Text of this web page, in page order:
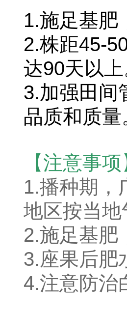
1.施足基肥
2.株距45-
达90天以上
3.加强田间
品质和质量
【注意事项
1.播种期，
地区按当
2.施足基肥
3.座果后肥
4.注意防治